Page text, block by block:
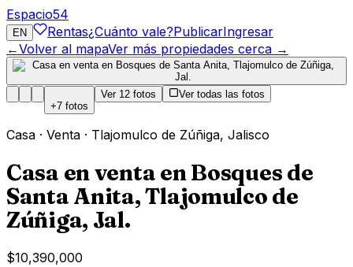
Espacio54
EN Rentas¿Cuánto vale?PublicarIngresar
←Volver al mapaVer más propiedades cerca →
+7 fotos
Ver 12 fotos Ver todas las fotos
Casa · Venta · Tlajomulco de Zúñiga, Jalisco
Casa en venta en Bosques de
Santa Anita, Tlajomulco de
Zúñiga, Jal.
$10,390,000